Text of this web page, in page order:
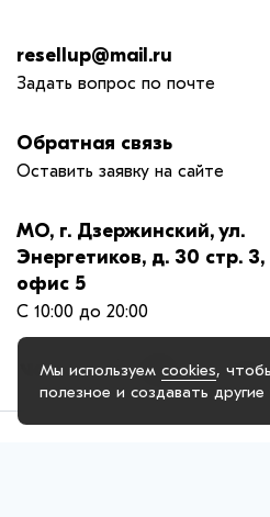
resellup@mail.ru
Задать вопрос по почте
Обратная связь
Оставить заявку на сайте
МО, г. Дзержинский, ул.
Энергетиков, д. 30 стр. 3,
офис 5
С 10:00 до 20:00
Мы используем cookies,
полезное и создавать